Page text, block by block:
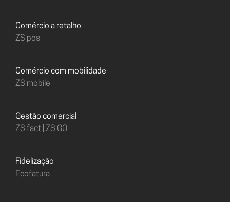
Comércio a retalho
ZS pos
Comércio com mobilidade
ZS mobile
Gestão comercial
ZS fact | ZS GO
Fidelização
Ecofatura